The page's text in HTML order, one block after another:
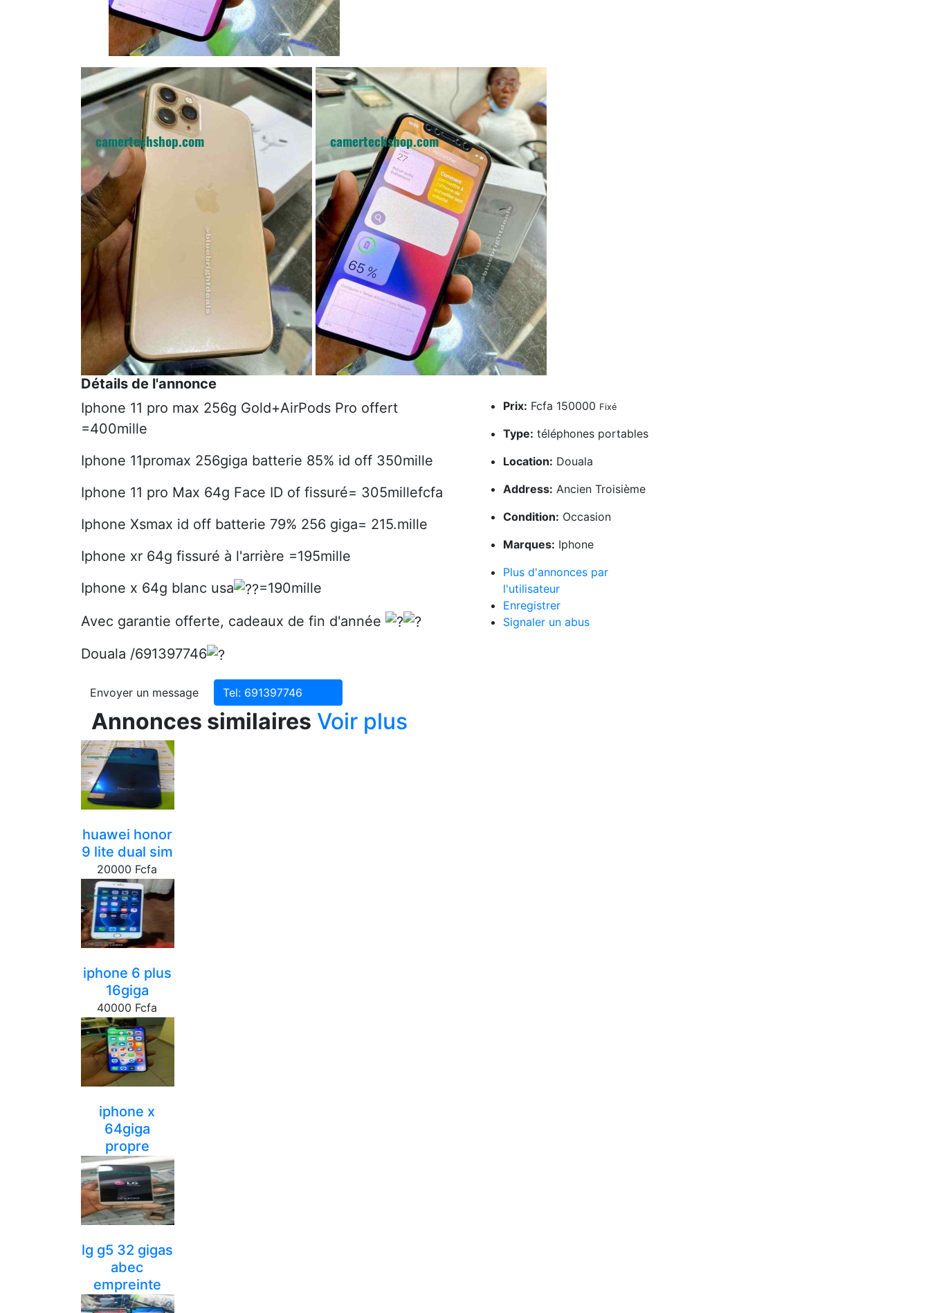
Détails de l'annonce
Iphone 11 pro max 256g Gold+AirPods Pro offert
=400mille
Iphone 11promax 256giga batterie 85% id off 350mille
Iphone 11 pro Max 64g Face ID of fissuré= 305millefcfa
Iphone Xsmax id off batterie 79% 256 giga= 215.mille
Iphone xr 64g fissuré à l'arrière =195mille
Iphone x 64g blanc usa
=190mille
Avec garantie offerte, cadeaux de fin d'année
Douala /691397746
Prix: Fcfa 150000 Fixé
Type: téléphones portables
Location: Douala
Address: Ancien Troisième
Condition: Occasion
Marques: Iphone
Plus d'annonces par
l'utilisateur
Enregistrer
Signaler un abus
Envoyer un message Tel: 691397746
Annonces similaires Voir plus
huawei honor
9 lite dual sim
20000 Fcfa
yaounde
iphone 6 plus
16giga
40000 Fcfa
yaounde
iphone x
64giga
propre
330000 Fcfa
yaounde
lg g5 32 gigas
abec
empreinte
35000 Fcfa